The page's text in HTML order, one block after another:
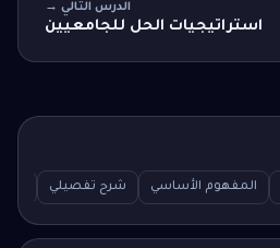
الدرس التالي →
استراتيجيات الحل للجامعيين
المفهوم الأساسي شرح تفصيلي